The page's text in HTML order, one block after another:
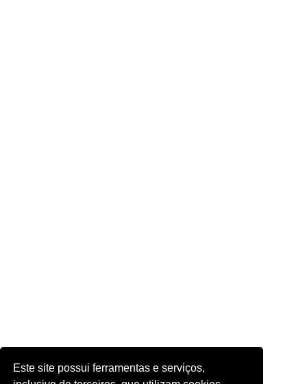
Este site possui ferramentas e serviços,